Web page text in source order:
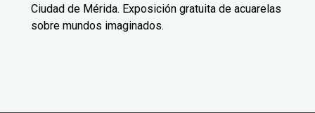
Ciudad de Mérida. Exposición gratuita de acuarelas
sobre mundos imaginados.